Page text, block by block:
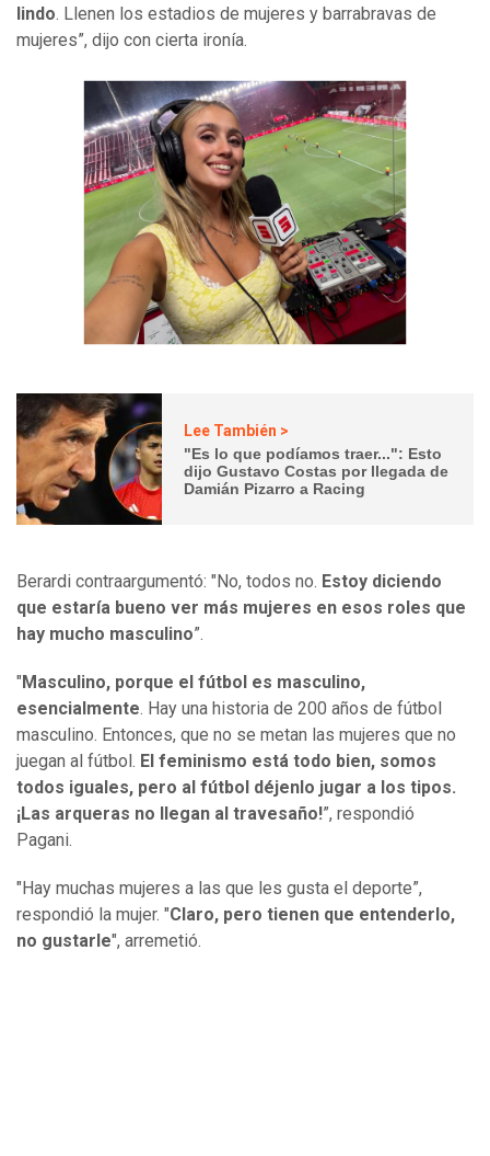
lindo. Llenen los estadios de mujeres y barrabravas de
mujeres”, dijo con cierta ironía.
Lee También >
"Es lo que podíamos traer...": Esto
dijo Gustavo Costas por llegada de
Damián Pizarro a Racing
Berardi contraargumentó: "No, todos no. Estoy diciendo
que estaría bueno ver más mujeres en esos roles que
hay mucho masculino”.
" Masculino, porque el fútbol es masculino,
esencialmente. Hay una historia de 200 años de fútbol
masculino. Entonces, que no se metan las mujeres que no
juegan al fútbol. El feminismo está todo bien, somos
todos iguales, pero al fútbol déjenlo jugar a los tipos.
¡Las arqueras no llegan al travesaño!”, respondió
Pagani.
"Hay muchas mujeres a las que les gusta el deporte”,
respondió la mujer. "Claro, pero tienen que entenderlo,
no gustarle", arremetió.